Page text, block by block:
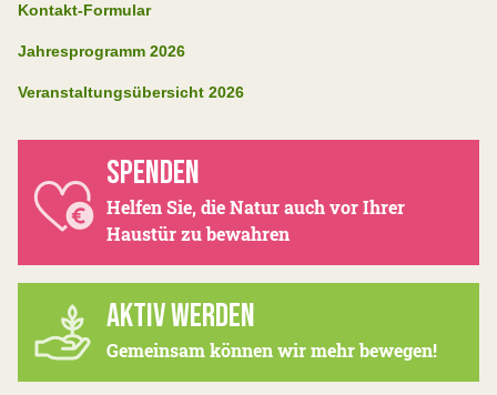
Kontakt-Formular
Jahresprogramm 2026
Veranstaltungsübersicht 2026
SPENDEN
Helfen Sie, die Natur auch vor Ihrer
Haustür zu bewahren
AKTIV WERDEN
Gemeinsam können wir mehr bewegen!